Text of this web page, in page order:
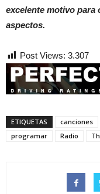
excelente motivo para
aspectos.
Post Views: 3.307
ETIQUETAS canciones
programar
Radio